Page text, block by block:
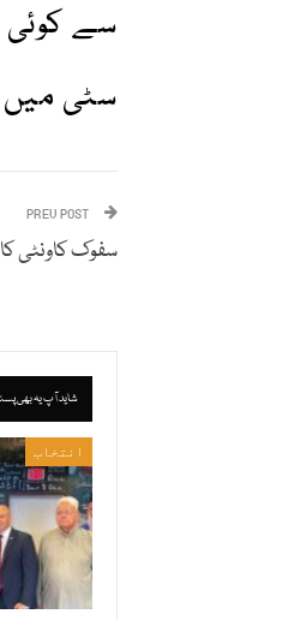
سے کوئی
سٹی میں
سفوک کاونٹی
شاید آپ یہ بھی
انتخاب